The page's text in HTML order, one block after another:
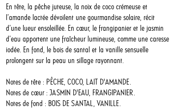
En tête, la pêche juteuse, la noix de coco crémeuse et
l’amande lactée dévoilent une gourmandise solaire, récit
d’une lueur ensoleillée. En cœur, le frangipanier et le jasmin
d’eau apportent une fraîcheur lumineuse, comme une caresse
iodée. En fond, le bois de santal et la vanille sensuelle
prolongent sur la peau un sillage rayonnant.
Notes de tête : PÊCHE, COCO, LAIT D'AMANDE.
Notes de cœur : JASMIN D'EAU, FRANGIPANIER.
Notes de fond : BOIS DE SANTAL, VANILLE.